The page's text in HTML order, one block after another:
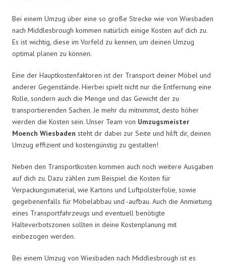
Bei einem Umzug über eine so große Strecke wie von Wiesbaden
nach Middlesbrough kommen natürlich einige Kosten auf dich zu.
Es ist wichtig, diese im Vorfeld zu kennen, um deinen Umzug
optimal planen zu können.
Eine der Hauptkostenfaktoren ist der Transport deiner Möbel und
anderer Gegenstände. Hierbei spielt nicht nur die Entfernung eine
Rolle, sondern auch die Menge und das Gewicht der zu
transportierenden Sachen. Je mehr du mitnimmst, desto höher
werden die Kosten sein. Unser Team von Umzugsmeister
Moench Wiesbaden steht dir dabei zur Seite und hilft dir, deinen
Umzug effizient und kostengünstig zu gestalten!
Neben den Transportkosten kommen auch noch weitere Ausgaben
auf dich zu. Dazu zählen zum Beispiel die Kosten für
Verpackungsmaterial, wie Kartons und Luftpolsterfolie, sowie
gegebenenfalls für Möbelabbau und -aufbau. Auch die Anmietung
eines Transportfahrzeugs und eventuell benötigte
Halteverbotszonen sollten in deine Kostenplanung mit
einbezogen werden.
Bei einem Umzug von Wiesbaden nach Middlesbrough ist es